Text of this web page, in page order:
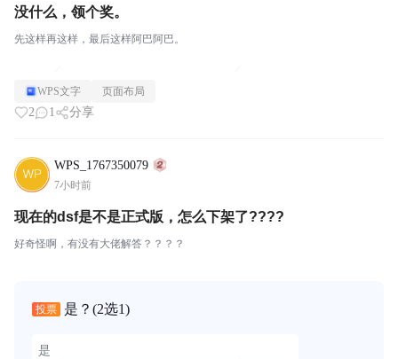
没什么，领个奖。
先这样再这样，最后这样阿巴阿巴。
WPS文字 页面布局
2 1 分享
WPS_1767350079
7小时前
现在的dsf是不是正式版，怎么下架了????
好奇怪啊，有没有大佬解答？？？？
投票 是？ (2选1)
是